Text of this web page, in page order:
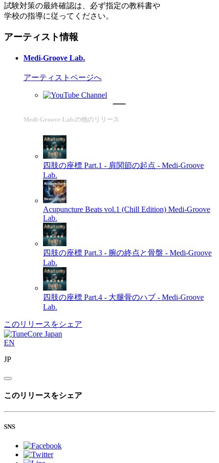
試験対策の最終確認は、必ず指定の教科書や
学校の指導に従ってください。
アーティスト情報
Medi-Groove Lab.
アーティストページへ
Medi-Groove Lab.の他のリリース
四肢の座標 Part.1 - 肩関節の起点 - Medi-Groove
Lab.
Acupuncture Beats vol.1 (Chill Edition) Medi-Groove
Lab.
四肢の座標 Part.3 - 腕の終点と骨盤 - Medi-Groove
Lab.
四肢の座標 Part.4 - 大腿骨のハブ - Medi-Groove
Lab.
このリリースをシェア
EN
JP
このリリースをシェア
SNS